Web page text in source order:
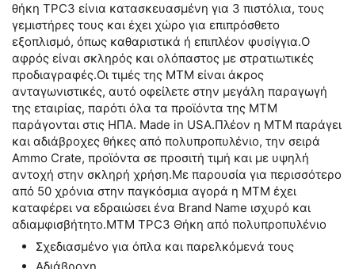
θήκη TPC3 είνια κατασκευασμένη για 3 πιστόλια, τους
γεμιστήρες τους και έχει χώρο για επιπρόσθετο
εξοπλισμό, όπως καθαριστικά ή επιπλέον φυσίγγια.Ο
αφρός είναι σκληρός και ολόπαστος με στρατιωτικές
προδιαγραφές.Οι τιμές της MTM είναι άκρος
ανταγωνιστικές, αυτό οφείλετε στην μεγάλη παραγωγή
της εταιρίας, παρότι όλα τα προϊόντα της MTM
παράγονται στις ΗΠΑ. Made in USA.Πλέον η MTM παράγει
και αδιάβροχες θήκες από πολυπροπυλένιο, την σειρά
Ammo Crate, προϊόντα σε προσιτή τιμή και με υψηλή
αντοχή στην σκληρή χρήση.Με παρουσία για περισσότερο
από 50 χρόνια στην παγκόσμια αγορά η MTM έχει
καταφέρει να εδραιώσει ένα Brand Name ισχυρό και
αδιαμφισβήτητο.MTM TPC3 Θήκη από πολυπροπυλένιο
Σχεδιασμένο για όπλα και παρελκόμενά τους